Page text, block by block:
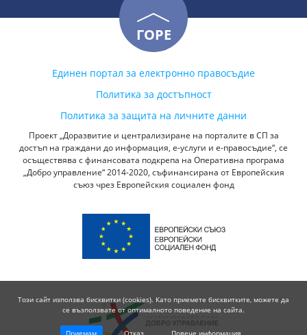
ГОРЕ
Единен портал за електронно правосъдие
Политика за достъпност
Политика за защита на личните данни
Проект „Доразвитие и централизиране на порталите в СП за
достъп на граждани до информация, е-услуги и е-правосъдие“, се
осъществява с финансовата подкрепа на Оперативна програма
„Добро управление“ 2014-2020, съфинансирана от Европейския
съюз чрез Европейския социален фонд
Този сайт използва бисквитки (cookies). Като приемете бисквитките, можете да
се възползвате от оптималното поведение на сайта.